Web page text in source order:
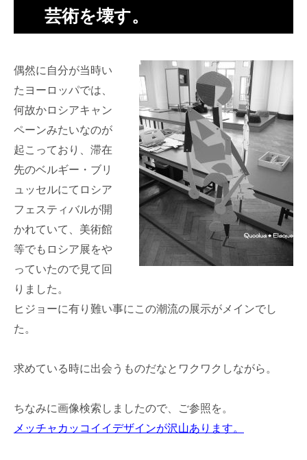
芸術を壊す。
偶然に自分が当時い
たヨーロッパでは、
何故かロシアキャン
ペーンみたいなのが
起こっており、滞在
先のベルギー・ブリ
ュッセルにてロシア
フェスティバルが開
かれていて、美術館
等でもロシア展をや
っていたので見て回
りました。
ヒジョーに有り難い事にこの潮流の展示がメインでし
た。
求めている時に出会うものだなとワクワクしながら。
ちなみに画像検索しましたので、ご参照を。
メッチャカッコイイデザインが沢山あります。